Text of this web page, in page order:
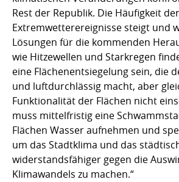
Rest der Republik. Die Häufigkeit der
Extremwetterereignisse steigt und
Lösungen für die kommenden
wie Hitzewellen und Starkregen
eine Flächenentsiegelung sein, die
und luftdurchlässig macht, aber
Funktionalität der Flächen nicht
muss mittelfristig eine
Flächen Wasser aufnehmen und
um das Stadtklima und das
widerstandsfähiger gegen die
Klimawandels zu machen.“